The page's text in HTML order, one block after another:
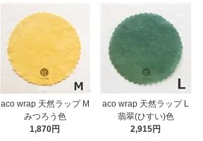
aco wrap 天然ラップ M
みつろう色
1,870円
aco wrap 天然ラップ L
翡翠(ひすい)色
2,915円